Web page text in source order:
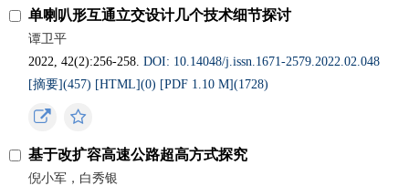
单喇叭形互通立交设计几个技术细节探讨
谭卫平
2022, 42(2):256-258.DOI: 10.14048/j.issn.1671-2579.2022.02.048
[摘要](457) [HTML](0) [PDF 1.10 M](1728)
基于改扩容高速公路超高方式探究
倪小军，白秀银